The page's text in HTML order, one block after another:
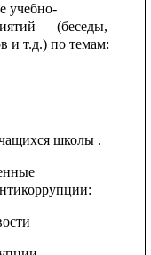
учебно-
(беседы,
и т.д.) по темам:
школы .